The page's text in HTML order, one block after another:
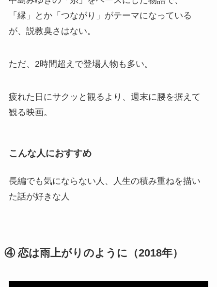
「縁」とか「つながり」がテーマになっている
が、説教臭さはない。
ただ、2時間超えで登場人物も多い。
疲れた日にサクッと観るより、週末に腰を据えて
観る映画。
こんな人におすすめ
長編でも気にならない人、人生の積み重ねを描い
た話が好きな人
④ 恋は雨上がりのように（2018年）